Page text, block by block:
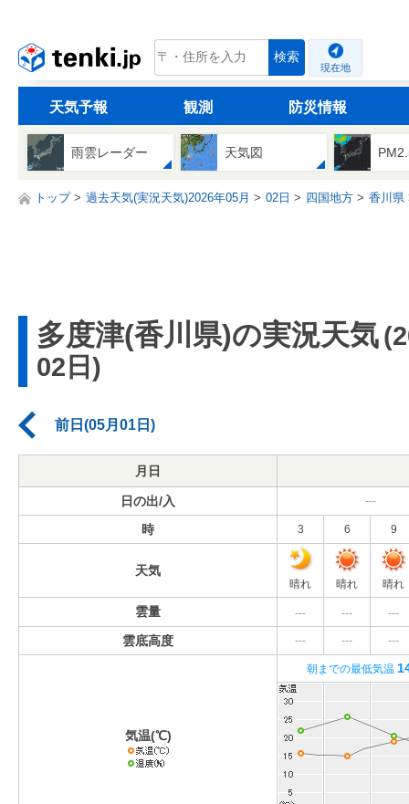
tenki.jp 検索
現在地
天気予報 観測 防災情報
雨雲レーダー 天気図
トップ 過去天気(実況天気)2026年05月 02日 四国地方 香川県
多度津(香川県)の実況天気
02日)
前日(05月01日)
月日
日の出/入 ---
時 3 6 9
天気
晴れ 晴れ 晴れ
雲量 --- --- ---
雲底高度 --- --- ---
気温(℃)
朝までの最低気温